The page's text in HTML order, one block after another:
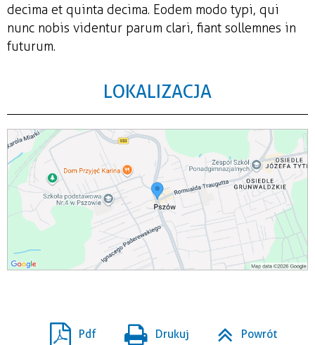
decima et quinta decima. Eodem modo typi, qui
nunc nobis videntur parum clari, fiant sollemnes in
futurum.
LOKALIZACJA
Pdf Drukuj Powrót